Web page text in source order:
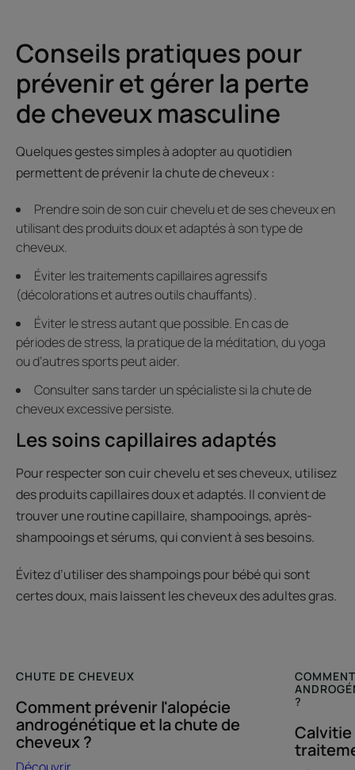
Conseils pratiques pour
prévenir et gérer la perte
de cheveux masculine
Quelques gestes simples à adopter au quotidien
permettent de prévenir la chute de cheveux :
Prendre soin de son cuir chevelu et de ses cheveux en
utilisant des produits doux et adaptés à son type de
cheveux.
Éviter les traitements capillaires agressifs
(décolorations et autres outils chauffants).
Éviter le stress autant que possible. En cas de
périodes de stress, la pratique de la méditation, du yoga
ou d’autres sports peut aider.
Consulter sans tarder un spécialiste si la chute de
cheveux excessive persiste.
Les soins capillaires adaptés
Pour respecter son cuir chevelu et ses cheveux, utilisez
des produits capillaires doux et adaptés. Il convient de
trouver une routine capillaire, shampooings, après-
shampooings et sérums, qui convient à ses besoins.
Évitez d’utiliser des shampoings pour bébé qui sont
certes doux, mais laissent les cheveux des adultes gras.
CHUTE DE CHEVEUX
Comment prévenir l'alopécie
androgénétique et la chute de
cheveux ?
?
Calvitie